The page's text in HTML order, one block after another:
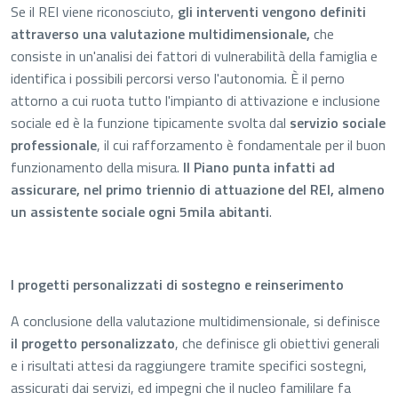
Se il REI viene riconosciuto, gli interventi vengono definiti
attraverso una valutazione multidimensionale, che
consiste in un'analisi dei fattori di vulnerabilità della famiglia e
identifica i possibili percorsi verso l'autonomia. È il perno
attorno a cui ruota tutto l'impianto di attivazione e inclusione
sociale ed è la funzione tipicamente svolta dal servizio sociale
professionale, il cui rafforzamento è fondamentale per il buon
funzionamento della misura. Il Piano punta infatti ad
assicurare, nel primo triennio di attuazione del REI, almeno
un assistente sociale ogni 5mila abitanti.
I progetti personalizzati di sostegno e reinserimento
A conclusione della valutazione multidimensionale, si definisce
il progetto personalizzato, che definisce gli obiettivi generali
e i risultati attesi da raggiungere tramite specifici sostegni,
assicurati dai servizi, ed impegni che il nucleo famililare fa